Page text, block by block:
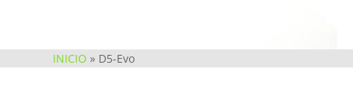
INICIO » D5-Evo